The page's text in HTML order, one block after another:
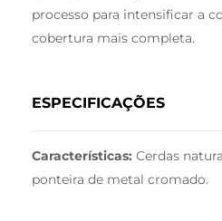
processo para intensificar a
cobertura mais completa.
ESPECIFICAÇÕES
Características: Cerdas
ponteira de metal cromado.